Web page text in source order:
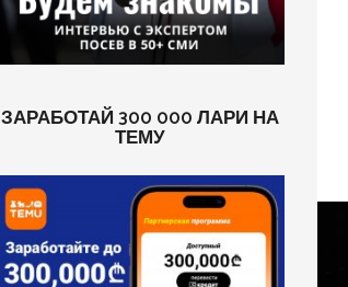
ЗАРАБОТАЙ 300 000 ЛАРИ НА
ТЕМУ